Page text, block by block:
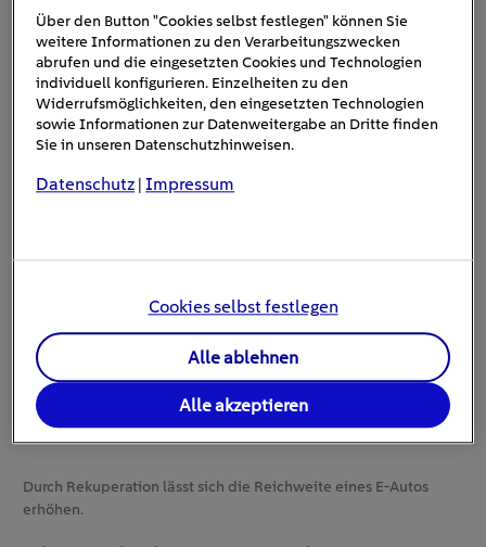
Rückgewinnung einsparen.
Übrigens:Hybridfahrzeugenutzen ebenfalls
Rekuperation. Hybride, die keinen Ladeanschluss haben,
generieren sogar all ihre elektrische Energie zur
Unterstützung des Verbrennungsmotors
diesem Wege.
Durch Rekuperation lässt sich die Reichweite eines E-Autos
erhöhen.
Über den Button "Cookies selbst festlegen" können Sie
weitere Informationen zu den Verarbeitungszwecken
abrufen und die eingesetzten Cookies und Technologien
individuell konfigurieren. Einzelheiten zu den
Widerrufsmöglichkeiten, den eingesetzten Technologien
sowie Informationen zur Datenweitergabe an Dritte finden
Sie in unseren Datenschutzhinweisen.
Datenschutz |Impressum
Cookies selbst festlegen
Alle ablehnen
Alle akzeptieren